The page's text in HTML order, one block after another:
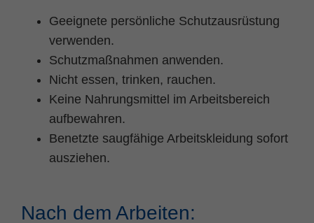
Geeignete persönliche Schutzausrüstung
verwenden.
Schutzmaßnahmen anwenden.
Nicht essen, trinken, rauchen.
Keine Nahrungsmittel im Arbeitsbereich
aufbewahren.
Benetzte saugfähige Arbeitskleidung sofort
ausziehen.
Nach dem Arbeiten: